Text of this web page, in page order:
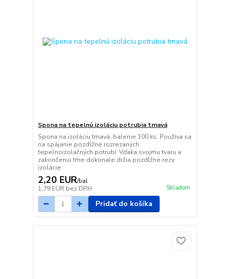
Spona na tepelnú izoláciu potrubia tmavá
Spona na izoláciu tmavá, balenie 100 ks. Používa sa
na spájanie pozdĺžne rozrezaných
tepelnoizolačných potrubí. Vďaka svojmu tvaru a
zakončeniu tŕne dokonale držia pozdĺžne rezy
izolácie.
2,20 EUR/bal
1,79 EUR bez DPH Skladom
Pridať do košíka